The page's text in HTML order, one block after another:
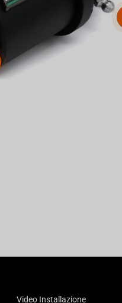
Video Installazione